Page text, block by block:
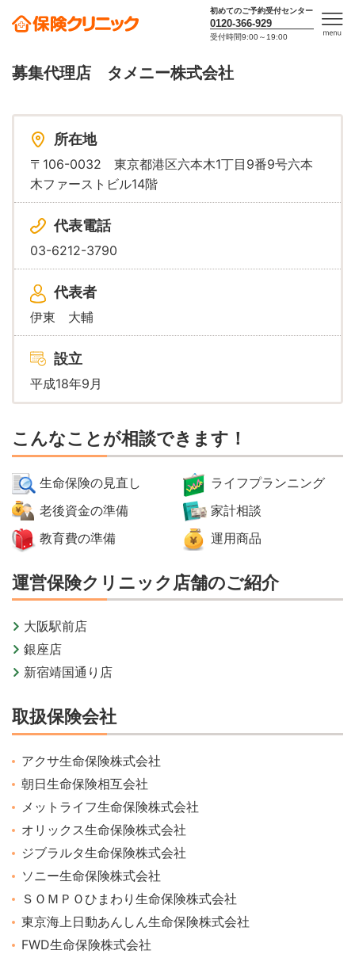
初めてのご予約受付センター
0120-366-929
受付時間9:00～19:00
募集代理店 タメニー株式会社
所在地
〒106-0032 東京都港区六本木1丁目9番9号六本
木ファーストビル14階
代表電話
03-6212-3790
代表者
伊東 大輔
設立
平成18年9月
こんなことが相談できます！
生命保険の見直し
ライフプランニング
老後資金の準備
家計相談
教育費の準備
運用商品
運営保険クリニック店舗のご紹介
大阪駅前店
銀座店
新宿靖国通り店
取扱保険会社
アクサ生命保険株式会社
朝日生命保険相互会社
メットライフ生命保険株式会社
オリックス生命保険株式会社
ジブラルタ生命保険株式会社
ソニー生命保険株式会社
ＳＯＭＰＯひまわり生命保険株式会社
東京海上日動あんしん生命保険株式会社
FWD生命保険株式会社